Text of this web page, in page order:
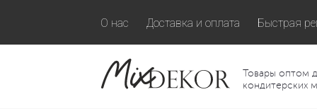
О нас Доставка и оплата Быстрая
Товары оптом
кондитерских